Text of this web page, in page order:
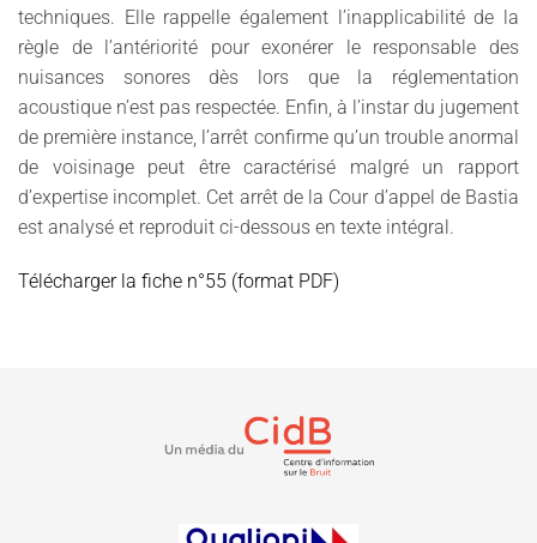
techniques. Elle rappelle également l’inapplicabilité de la
règle de l’antériorité pour exonérer le responsable des
nuisances sonores dès lors que la réglementation
acoustique n’est pas respectée. Enfin, à l’instar du jugement
de première instance, l’arrêt confirme qu’un trouble anormal
de voisinage peut être caractérisé malgré un rapport
d’expertise incomplet. Cet arrêt de la Cour d’appel de Bastia
est analysé et reproduit ci-dessous en texte intégral.
Télécharger la fiche n°55 (format PDF)